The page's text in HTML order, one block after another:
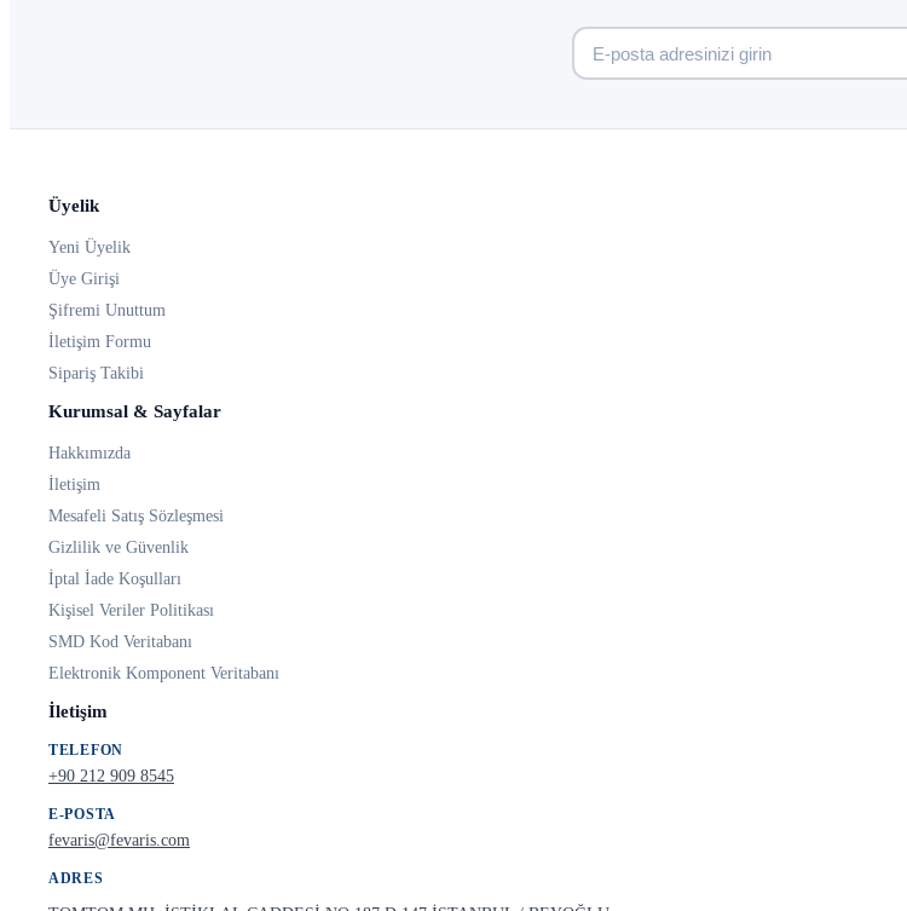
Üyelik
Yeni Üyelik
Üye Girişi
Şifremi Unuttum
İletişim Formu
Sipariş Takibi
Kurumsal & Sayfalar
Hakkımızda
İletişim
Mesafeli Satış Sözleşmesi
Gizlilik ve Güvenlik
İptal İade Koşulları
Kişisel Veriler Politikası
SMD Kod Veritabanı
Elektronik Komponent Veritabanı
İletişim
TELEFON
+90 212 909 8545
E-POSTA
fevaris@fevaris.com
ADRES